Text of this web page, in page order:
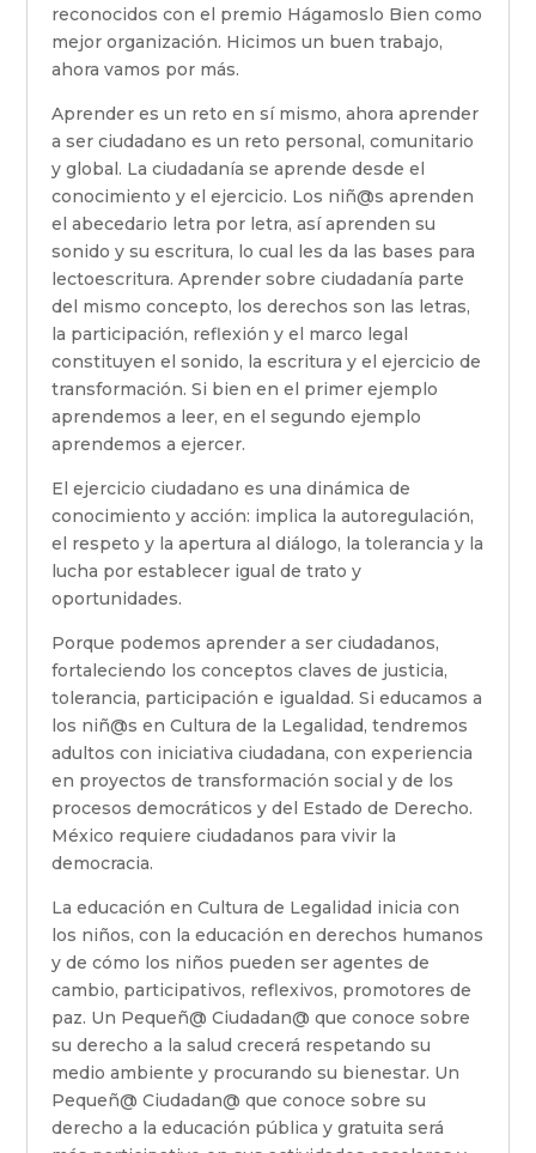
reconocidos con el premio Hágamoslo Bien como
mejor organización. Hicimos un buen trabajo,
ahora vamos por más.
Aprender es un reto en sí mismo, ahora aprender
a ser ciudadano es un reto personal, comunitario
y global. La ciudadanía se aprende desde el
conocimiento y el ejercicio. Los niñ@s aprenden
el abecedario letra por letra, así aprenden su
sonido y su escritura, lo cual les da las bases para
lectoescritura. Aprender sobre ciudadanía parte
del mismo concepto, los derechos son las letras,
la participación, reflexión y el marco legal
constituyen el sonido, la escritura y el ejercicio de
transformación. Si bien en el primer ejemplo
aprendemos a leer, en el segundo ejemplo
aprendemos a ejercer.
El ejercicio ciudadano es una dinámica de
conocimiento y acción: implica la autoregulación,
el respeto y la apertura al diálogo, la tolerancia y la
lucha por establecer igual de trato y
oportunidades.
Porque podemos aprender a ser ciudadanos,
fortaleciendo los conceptos claves de justicia,
tolerancia, participación e igualdad. Si educamos a
los niñ@s en Cultura de la Legalidad, tendremos
adultos con iniciativa ciudadana, con experiencia
en proyectos de transformación social y de los
procesos democráticos y del Estado de Derecho.
México requiere ciudadanos para vivir la
democracia.
La educación en Cultura de Legalidad inicia con
los niños, con la educación en derechos humanos
y de cómo los niños pueden ser agentes de
cambio, participativos, reflexivos, promotores de
paz. Un Pequeñ@ Ciudadan@ que conoce sobre
su derecho a la salud crecerá respetando su
medio ambiente y procurando su bienestar. Un
Pequeñ@ Ciudadan@ que conoce sobre su
derecho a la educación pública y gratuita será